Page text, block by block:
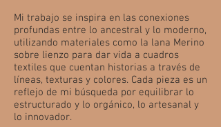
Mi trabajo se inspira en las conexiones
profundas entre lo ancestral y lo moderno,
utilizando materiales como la lana Merino
sobre lienzo para dar vida a cuadros
textiles que cuentan historias a través de
líneas, texturas y colores. Cada pieza es un
reflejo de mi búsqueda por equilibrar lo
estructurado y lo orgánico, lo artesanal y
lo innovador.